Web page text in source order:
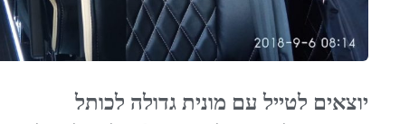
יוצאים לטייל עם מונית גדולה לכותל